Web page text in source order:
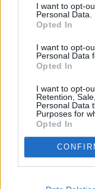
cualquier momento
visitando nuestra
I want to opt-
Personal Data.
Opted In
I want to opt-
Personal Data
Opted In
I want to opt-
Retention,
Personal Data
Purposes for
Opted In